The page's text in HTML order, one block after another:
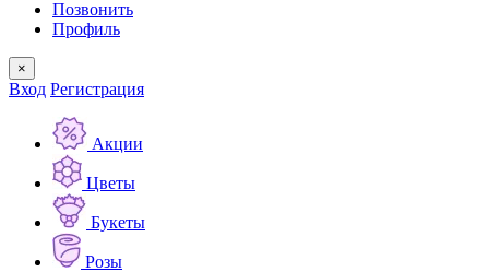
Позвонить
Профиль
×
Вход Регистрация
Акции
Цветы
Букеты
Розы